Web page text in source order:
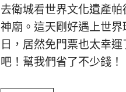
去衛城看世界文化遺產帕
神廟。這天剛好遇上世界
日，居然免門票也太幸運
吧！幫我們省了不少錢！